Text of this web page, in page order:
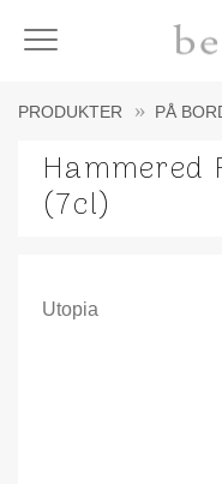
Meny
PRODUKTER PÅ
Hammered
(7cl)
Utopia